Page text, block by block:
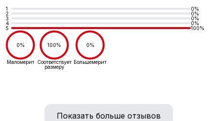
1
0%
2
0%
3
0%
4
0%
5
100%
0%
Маломерит
100%
Соответствует
размеру
0%
Большемерит
Показать больше отзывов